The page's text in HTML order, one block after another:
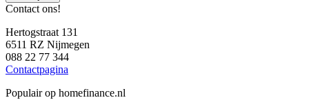
Contact ons!
Hertogstraat 131
6511 RZ Nijmegen
088 22 77 344
Contactpagina
Populair op homefinance.nl